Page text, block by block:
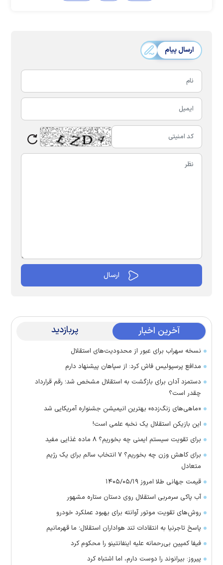
ارسال پیام
آخرین اخبار پربازدید
نسخه سهراب برای عبور از محدودیت‌های استقلال
مدافع پرسپولیس فاش کرد: از سپاهان پیشنهاد دارم
دستمزد آدان برای بازگشت به استقلال مشخص شد؛ رقم قرارداد
چقدر است؟
«ماهی‌های زنگ‌زده» بهترین انیمیشن جشنواره آمریکایی شد
این بازیکن استقلال یک نخبه علمی است!
برای تقویت سیستم ایمنی چه بخوریم؟ ۸ ماده غذایی مفید
برای کاهش وزن چه بخوریم؟ ۷ انتخاب سالم برای یک رژیم
متعادل
قیمت جهانی طلا امروز ۱۴۰۵/۰۵/۱۹
آب پاکی سرمربی استقلال روی دستان ستاره مشهور
روش‌های تقویت موتور آوانته برای بهبود عملکرد خودرو
پاسخ تاجرنیا به انتقادات تند هواداران استقلال؛ ما قهرمانیم
فیفا کمپین بی‌رحمانه علیه اینفانتینو را محکوم کرد
پیروز: بیرانوند را دوست دارم، اما اشتباه کرد